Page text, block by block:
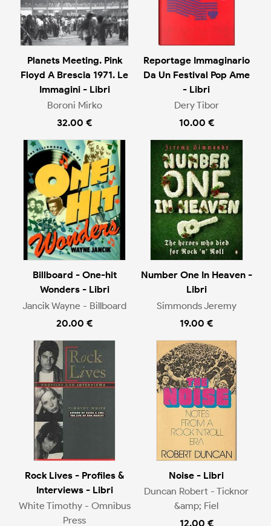
Planets Meeting. Pink
Floyd A Brescia 1971. Le
Immagini - Libri
Boroni Mirko
32.00 €
Reportage Immaginario
Da Un Festival Pop Ame
- Libri
Dery Tibor
10.00 €
Billboard - One-hit
Wonders - Libri
Jancik Wayne - Billboard
20.00 €
Number One In Heaven -
Libri
Simmonds Jeremy
19.00 €
Rock Lives - Profiles &
Interviews - Libri
White Timothy - Omnibus
Press
Noise - Libri
Duncan Robert - Ticknor
&amp; Fiel
12.00 €